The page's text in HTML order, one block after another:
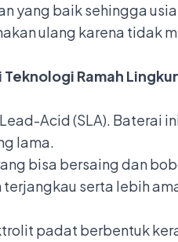
yang baik sehingga
ulang karena tidak
Ramah
Acid (SLA). Baterai
lama.
bisa bersaing dan
serta lebih
padat berbentuk